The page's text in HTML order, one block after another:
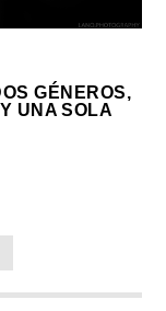
GÉNEROS,
UNA SOLA